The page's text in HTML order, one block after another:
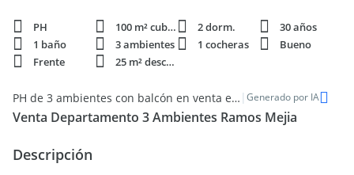
PH 100 m² cubie. 2 dorm.
30 años
1 baño
3 ambientes 1 cocheras
Bueno
Frente
25 m² descub.
PH de 3 ambientes con balcón en venta en Ramos Mejía | Generado por IA
Venta Departamento 3 Ambientes Ramos Mejia
Descripción